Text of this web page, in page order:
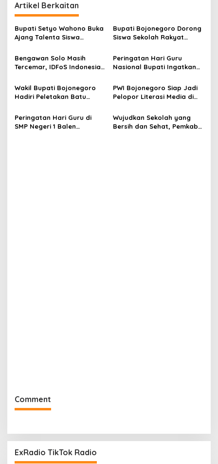
a
v
i
a
i
n
Artikel Berkaitan
Bupati Setyo Wahono Buka
Ajang Talenta Siswa
Kembangkan Potensi
dalam Ekosistem yang
Bupati Bojonegoro Dorong
Siswa Sekolah Rakyat
Baik
Bengawan Solo Masih
Tercemar, IDFoS Indonesia
Minta Jalankan Insentif
Hijau Daerah
Peringatan Hari Guru
Nasional Bupati Ingatkan
Mendidik dan Membentuk
Karakter Anak
Wakil Bupati Bojonegoro
Hadiri Peletakan Batu
Pembangunan MI Silahul
Muslimin
PWI Bojonegoro Siap Jadi
Pelopor Literasi Media di
Jurnalisme Modern
Peringatan Hari Guru di
SMP Negeri 1 Balen
Wujudkan Sekolah yang
Bersih dan Sehat, Pemkab
Comment
ExRadio TikTok Radio